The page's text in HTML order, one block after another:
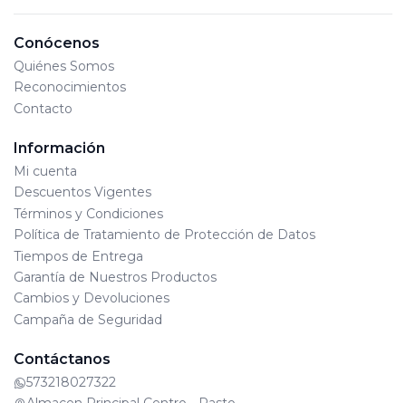
800251341Advertencias: Contiene o puede
desprender partes pequeñas que pueden provocar
asfixia / El embalaje y elementos de sujeción deben
ser retirados por un adulto / Si el producto requiere
ensamble este proceso debe ejecutarse por un
supervisión de un adultoEdad Mínima: 4A+Lote de
Producción: Se encuentra en el empaque físico del
juguete y varia de acuerdo al día de fabricación.
Conócenos
Quiénes Somos
Reconocimientos
Contacto
Información
Mi cuenta
Descuentos Vigentes
Términos y Condiciones
Política de Tratamiento de Protección de Datos
Tiempos de Entrega
Garantía de Nuestros Productos
Cambios y Devoluciones
Campaña de Seguridad
Contáctanos
573218027322